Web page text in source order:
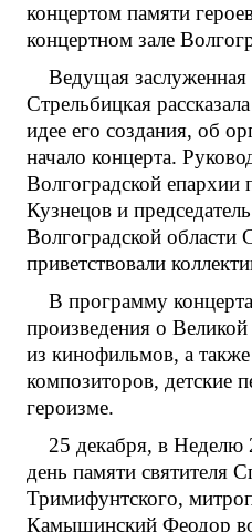
концертом памяти
концертном зале
Ведущая
Стрельбицкая
идее его создания, об
начало концерта.
Волгоградской епархии
Кузнецов и
Волгоградской
приветствовали
В программу
произведения о
из кинофильмов, а
композиторов, детские
героизме.
25 декабря, в Неделю
день памяти святителя
Тримифунтского,
Камышинский Феодор